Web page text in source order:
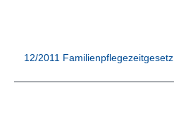
12/2011 Familienpflegezeitgesetz